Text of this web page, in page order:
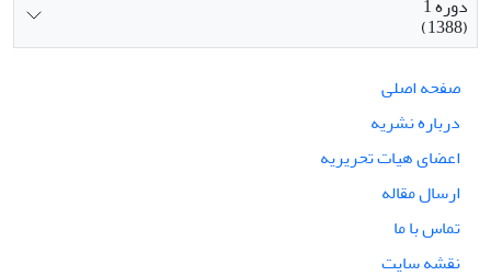
(1388)
صفحه اصلی
درباره نشریه
اعضای هیات تحریریه
ارسال مقاله
تماس با ما
نقشه سایت